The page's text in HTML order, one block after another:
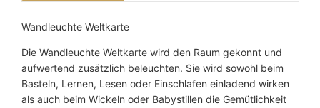
r
e
M
e
n
Wandleuchte Weltkarte
Die Wandleuchte Weltkarte wird den Raum gekonnt und
aufwertend zusätzlich beleuchten. Sie wird sowohl beim
Basteln, Lernen, Lesen oder Einschlafen einladend wirken
als auch beim Wickeln oder Babystillen die Gemütlichkeit